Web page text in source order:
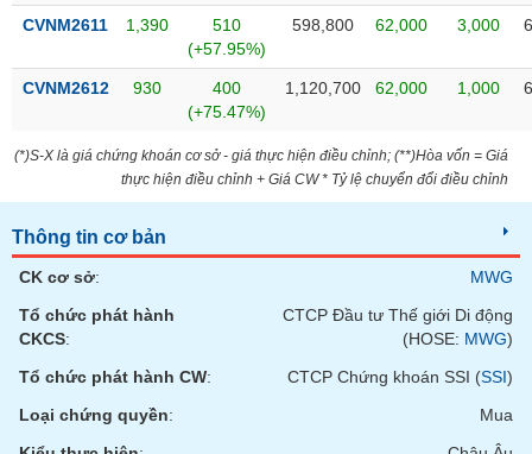
CVNM2611 1,390
510
(+57.95%)
598,800 62,000 3,000
CVNM2612 930
400
(+75.47%)
1,120,700 62,000 1,000
(*)S-X là giá chứng khoán cơ sở - giá thực hiện điều chỉnh; (**)Hòa vốn = Giá
thực hiện điều chỉnh + Giá CW * Tỷ lệ chuyển đổi điều chỉnh
Thông tin cơ bản
CK cơ sở:
MWG
Tổ chức phát hành
CKCS:
CTCP Đầu tư Thế giới Di động
(HOSE: MWG)
Tổ chức phát hành CW: CTCP Chứng khoán SSI (SSI)
Loại chứng quyền:
Mua
Thuật
ngữ
vụ
tạo